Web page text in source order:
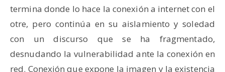
termina donde lo hace la conexión a internet con el
otre, pero continúa en su aislamiento y soledad
con un discurso que se ha fragmentado,
desnudando la vulnerabilidad ante la conexión en
red. Conexión que expone la imagen y la existencia